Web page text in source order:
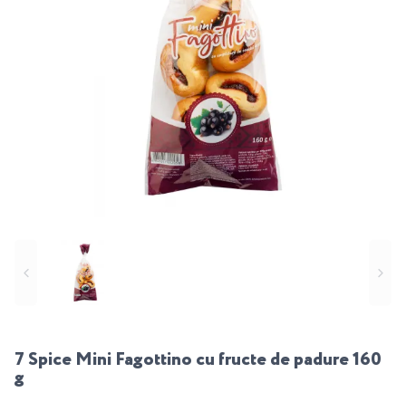
7 Spice Mini Fagottino cu fructe de padure 160
g